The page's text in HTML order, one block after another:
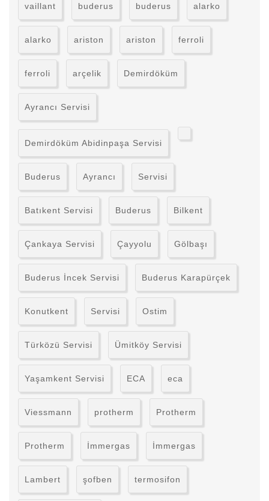
vaillant buderus buderus alarko
alarko ariston ariston ferroli
ferroli arçelik Demirdöküm
Ayrancı Servisi
Demirdöküm Abidinpaşa Servisi
Buderus Ayrancı Servisi
Batıkent Servisi Buderus Bilkent
Çankaya Servisi Çayyolu Gölbaşı
Buderus İncek Servisi Buderus Karapürçek
Konutkent Servisi Ostim
Türközü Servisi Ümitköy Servisi
Yaşamkent Servisi ECA eca
Viessmann protherm Protherm
Protherm İmmergas İmmergas
Lambert şofben termosifon